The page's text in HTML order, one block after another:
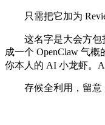
只需把它加为
这名字是大会方包
成一个 OpenClaw 气
你本人的 AI 小龙虾。
存候全利用，留意，